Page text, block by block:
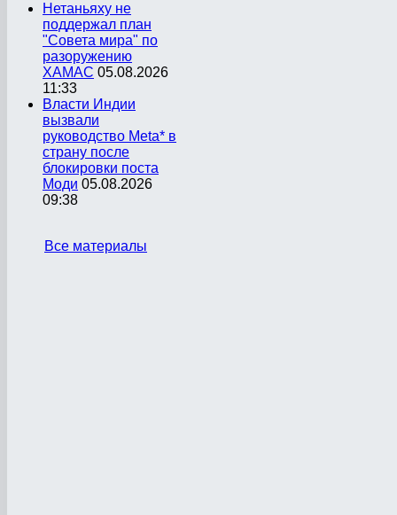
Нетаньяху не
поддержал план
"Совета мира" по
разоружению
ХАМАС 05.08.2026
11:33
Власти Индии
вызвали
руководство Meta* в
страну после
блокировки поста
Моди 05.08.2026
09:38
Все материалы